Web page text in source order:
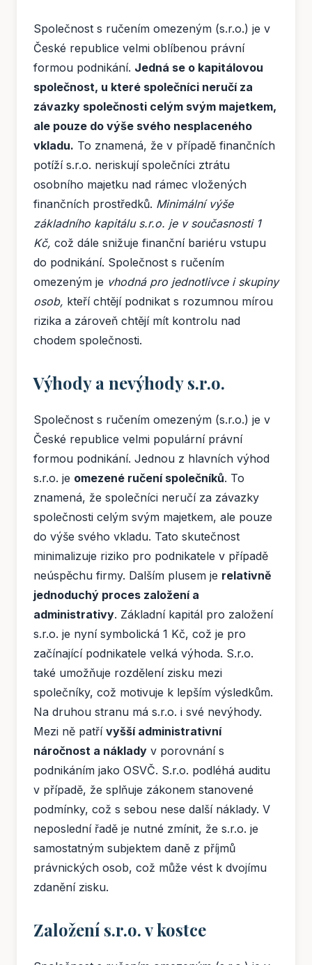
Společnost s ručením omezeným (s.r.o.) je v
České republice velmi oblíbenou právní
formou podnikání. Jedná se o kapitálovou
společnost, u které společníci neručí za
závazky společnosti celým svým majetkem,
ale pouze do výše svého nesplaceného
vkladu. To znamená, že v případě finančních
potíží s.r.o. neriskují společníci ztrátu
osobního majetku nad rámec vložených
finančních prostředků. Minimální výše
základního kapitálu s.r.o. je v současnosti 1
Kč, což dále snižuje finanční bariéru vstupu
do podnikání. Společnost s ručením
omezeným je vhodná pro jednotlivce i skupiny
osob, kteří chtějí podnikat s rozumnou mírou
rizika a zároveň chtějí mít kontrolu nad
chodem společnosti.
Výhody a nevýhody s.r.o.
Společnost s ručením omezeným (s.r.o.) je v
České republice velmi populární právní
formou podnikání. Jednou z hlavních výhod
s.r.o. je omezené ručení společníků. To
znamená, že společníci neručí za závazky
společnosti celým svým majetkem, ale pouze
do výše svého vkladu. Tato skutečnost
minimalizuje riziko pro podnikatele v případě
neúspěchu firmy. Dalším plusem je relativně
jednoduchý proces založení a
administrativy. Základní kapitál pro založení
s.r.o. je nyní symbolická 1 Kč, což je pro
začínající podnikatele velká výhoda. S.r.o.
také umožňuje rozdělení zisku mezi
společníky, což motivuje k lepším výsledkům.
Na druhou stranu má s.r.o. i své nevýhody.
Mezi ně patří vyšší administrativní
náročnost a náklady v porovnání s
podnikáním jako OSVČ. S.r.o. podléhá auditu
v případě, že splňuje zákonem stanovené
podmínky, což s sebou nese další náklady. V
neposlední řadě je nutné zmínit, že s.r.o. je
samostatným subjektem daně z příjmů
právnických osob, což může vést k dvojímu
zdanění zisku.
Založení s.r.o. v kostce